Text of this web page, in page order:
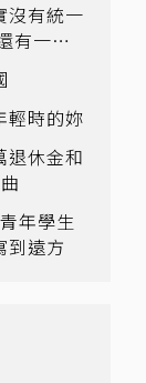
沒有統一
有一個
輕時的妳
退休金和
年學生
到遠方